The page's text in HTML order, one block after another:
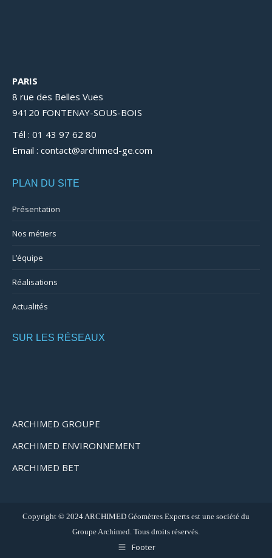
PARIS
8 rue des Belles Vues
94120 FONTENAY-SOUS-BOIS
Tél : 01 43 97 62 80
Email : contact@archimed-ge.com
PLAN DU SITE
Présentation
Nos métiers
L’équipe
Réalisations
Actualités
SUR LES RÉSEAUX
ARCHIMED GROUPE
ARCHIMED ENVIRONNEMENT
ARCHIMED BET
Copyright © 2024 ARCHIMED Géomètres Experts est une société du
Groupe Archimed. Tous droits réservés.
Footer